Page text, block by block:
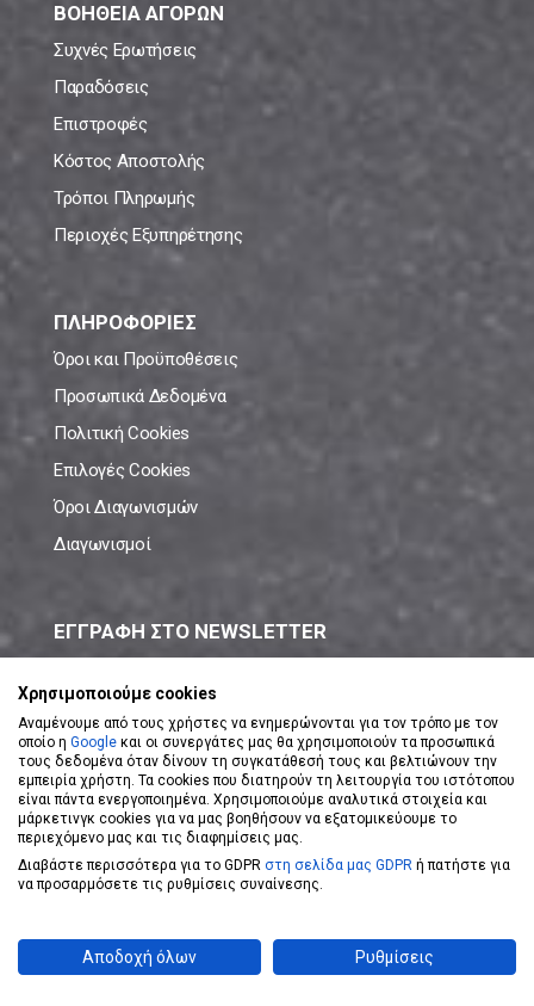
ΒΟΗΘΕΙΑ ΑΓΟΡΩΝ
Συχνές Ερωτήσεις
Παραδόσεις
Επιστροφές
Κόστος Αποστολής
Τρόποι Πληρωμής
Περιοχές Εξυπηρέτησης
ΠΛΗΡΟΦΟΡΙΕΣ
Όροι και Προϋποθέσεις
Προσωπικά Δεδομένα
Πολιτική Cookies
Επιλογές Cookies
Όροι Διαγωνισμών
Διαγωνισμοί
ΕΓΓΡΑΦΗ ΣΤΟ NEWSLETTER
ΕΓΓΡΑΦΗ ΣΤΟ NEWSLETTER
Αποδέχομαι τουςΌρους Χρήσης
Powered byeShopKeyDesigned byKoolmetrix
Χρησιμοποιούμε cookies
Αναμένουμε από τους χρήστες να ενημερώνονται για τον τρόπο με τον
οποίο η Google και οι συνεργάτες μας θα χρησιμοποιούν τα προσωπικά
τους δεδομένα όταν δίνουν τη συγκατάθεσή τους και βελτιώνουν την
εμπειρία χρήστη. Τα cookies που διατηρούν τη λειτουργία του ιστότοπου
είναι πάντα ενεργοποιημένα. Χρησιμοποιούμε αναλυτικά στοιχεία και
μάρκετινγκ cookies για να μας βοηθήσουν να εξατομικεύουμε το
περιεχόμενο μας και τις διαφημίσεις μας.
Διαβάστε περισσότερα για το GDPR στη σελίδα μας GDPR ή πατήστε για
να προσαρμόσετε τις ρυθμίσεις συναίνεσης.
Αποδοχή όλων Ρυθμίσεις